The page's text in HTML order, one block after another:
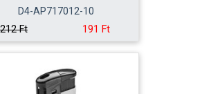
D4-AP717012-10
212 Ft
191 Ft